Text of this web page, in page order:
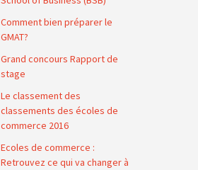
Comment bien préparer le
GMAT?
Grand concours Rapport de
stage
Le classement des
classements des écoles de
commerce 2016
Ecoles de commerce :
Retrouvez ce qui va changer à